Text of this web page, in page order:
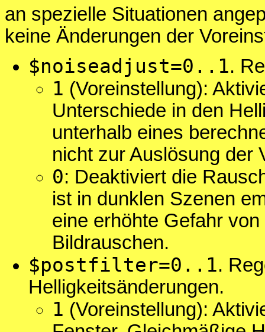
an spezielle Situationen
keine Änderungen der
$noiseadjust=0..1.
1 (Voreinstellung):
Unterschiede in den
unterhalb eines
nicht zur Auslösung der
0: Deaktiviert die
ist in dunklen Szenen
eine erhöhte Gefahr
Bildrauschen.
$postfilter=0..1.
Helligkeitsänderungen.
1 (Voreinstellung):